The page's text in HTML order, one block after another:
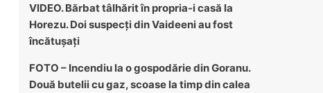
VIDEO. Bărbat tâlhărit în propria-i casă la
Horezu. Doi suspecți din Vaideeni au fost
încătușați
FOTO – Incendiu la o gospodărie din Goranu.
Două butelii cu gaz, scoase la timp din calea